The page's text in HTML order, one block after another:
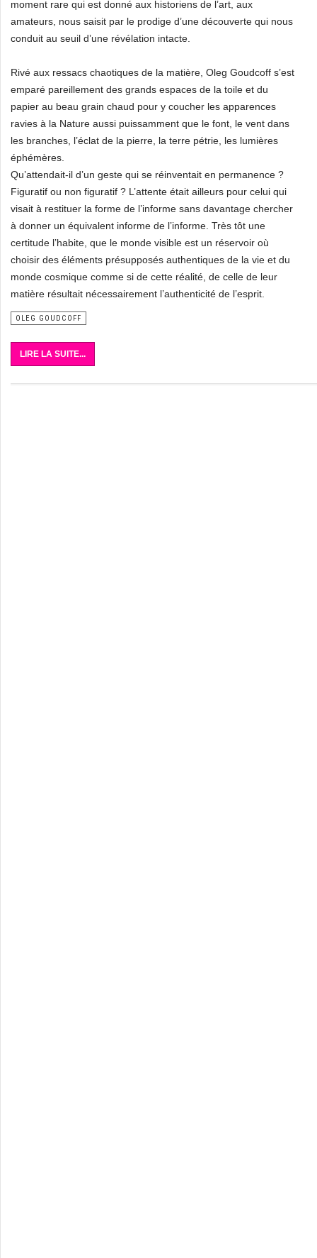
moment rare qui est donné aux historiens de l’art, aux
amateurs, nous saisit par le prodige d’une découverte qui nous
conduit au seuil d’une révélation intacte.
Rivé aux ressacs chaotiques de la matière, Oleg Goudcoff s’est
emparé pareillement des grands espaces de la toile et du
papier au beau grain chaud pour y coucher les apparences
ravies à la Nature aussi puissamment que le font, le vent dans
les branches, l’éclat de la pierre, la terre pétrie, les lumières
éphémères.
Qu’attendait-il d’un geste qui se réinventait en permanence ?
Figuratif ou non figuratif ? L’attente était ailleurs pour celui qui
visait à restituer la forme de l’informe sans davantage chercher
à donner un équivalent informe de l’informe. Très tôt une
certitude l’habite, que le monde visible est un réservoir où
choisir des éléments présupposés authentiques de la vie et du
monde cosmique comme si de cette réalité, de celle de leur
matière résultait nécessairement l’authenticité de l’esprit.
OLEG GOUDCOFF
LIRE LA SUITE...